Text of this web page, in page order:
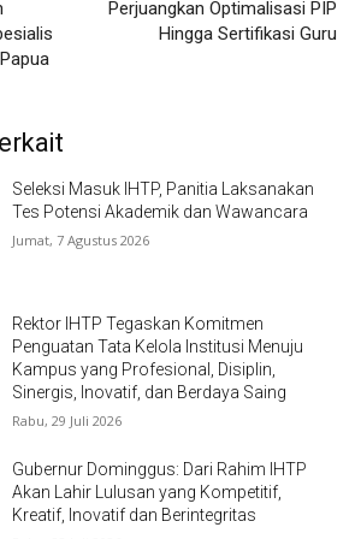
Perjuangkan Optimalisasi PIP
Hingga Sertifikasi Guru
Seleksi Masuk IHTP, Panitia Laksanakan
Tes Potensi Akademik dan Wawancara
Jumat, 7 Agustus 2026
Rektor IHTP Tegaskan Komitmen
Penguatan Tata Kelola Institusi Menuju
Kampus yang Profesional, Disiplin,
Sinergis, Inovatif, dan Berdaya Saing
Rabu, 29 Juli 2026
Gubernur Dominggus: Dari Rahim IHTP
Akan Lahir Lulusan yang Kompetitif,
Kreatif, Inovatif dan Berintegritas